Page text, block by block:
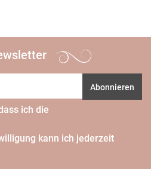
Abonnieren
ich die
kann ich jederzeit